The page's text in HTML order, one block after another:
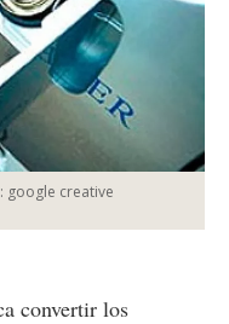
google creative
convertir los